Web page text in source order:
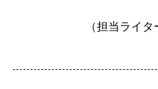
（担当ライタ